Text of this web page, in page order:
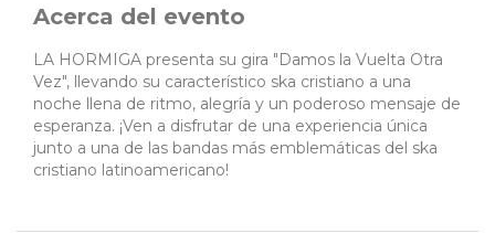
Acerca del evento
LA HORMIGA presenta su gira "Damos la Vuelta Otra
Vez", llevando su característico ska cristiano a una
noche llena de ritmo, alegría y un poderoso mensaje de
esperanza. ¡Ven a disfrutar de una experiencia única
junto a una de las bandas más emblemáticas del ska
cristiano latinoamericano!